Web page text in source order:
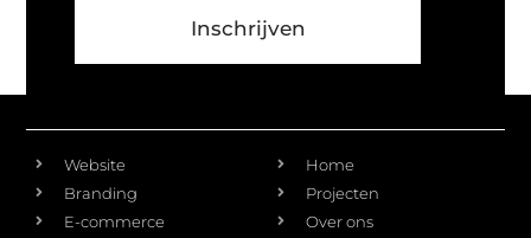
Inschrijven
Website
Branding
E-commerce
Home
Projecten
Over ons